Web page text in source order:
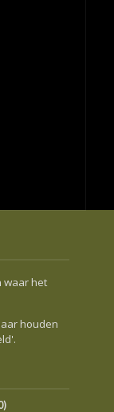
waar het
houden